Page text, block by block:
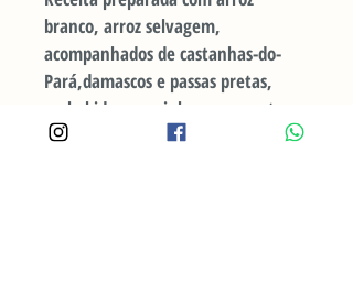
branco, arroz selvagem,
acompanhados de castanhas-do-
Pará,damascos e passas pretas,
embebidas em vinho espumante.
Guarnição perfeita para servir nas